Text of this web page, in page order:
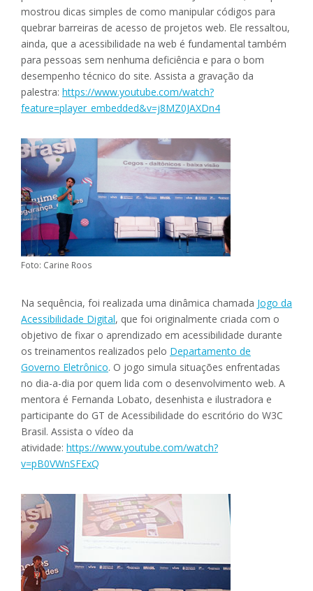
mostrou dicas simples de como manipular códigos para
quebrar barreiras de acesso de projetos web. Ele ressaltou,
ainda, que a acessibilidade na web é fundamental também
para pessoas sem nenhuma deficiência e para o bom
desempenho técnico do site. Assista a gravação da
palestra: https://www.youtube.com/watch?
feature=player_embedded&v=j8MZ0JAXDn4
Foto: Carine Roos
Na sequência, foi realizada uma dinâmica chamada Jogo da
Acessibilidade Digital, que foi originalmente criada com o
objetivo de fixar o aprendizado em acessibilidade durante
os treinamentos realizados pelo Departamento de
Governo Eletrônico. O jogo simula situações enfrentadas
no dia-a-dia por quem lida com o desenvolvimento web. A
mentora é Fernanda Lobato, desenhista e ilustradora e
participante do GT de Acessibilidade do escritório do W3C
Brasil. Assista o vídeo da
atividade: https://www.youtube.com/watch?
v=pB0VWnSFExQ